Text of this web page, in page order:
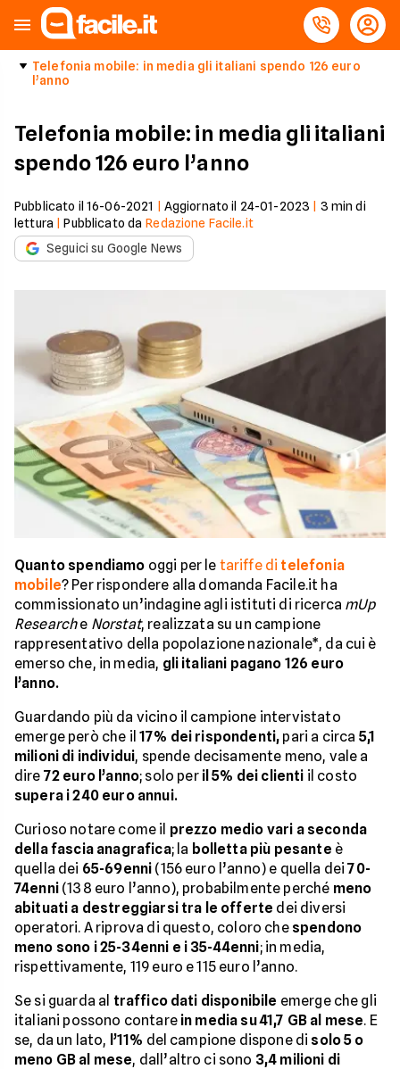
Telefonia mobile: in media gli italiani spendo 126 euro
l’anno
Telefonia mobile: in media gli italiani
spendo 126 euro l’anno
Pubblicato il 16-06-2021 Aggiornato il 24-01-2023 3 min di
lettura |Pubblicato da Redazione Facile.it
Seguici su Google News
Quanto spendiamo oggi per le tariffe di telefonia
mobile? Per rispondere alla domanda Facile.it ha
commissionato un’indagine agli istituti di ricerca mUp
Researche Norstat, realizzata su un campione
rappresentativo della popolazione nazionale*, da cui è
emerso che, in media, gli italiani pagano 126 euro
l’anno.
Guardando più da vicino il campione intervistato
emerge però che il17% dei rispondenti, pari a circa 5,1
milioni di individui, spende decisamente meno, vale a
dire 72 euro l’anno; solo per il 5% dei clienti il costo
supera i 240 euro annui.
Curioso notare come il prezzo medio vari a seconda
della fascia anagrafica; la bolletta più pesante è
quella dei 65-69enni (156 euro l’anno) e quella dei70-
74enni(138 euro l’anno), probabilmente perché meno
abituati a destreggiarsi tra le offerte dei diversi
operatori. A riprova di questo, coloro che spendono
meno sono i 25-34enni e i 35-44enni; in media,
rispettivamente, 119 euro e 115 euro l’anno.
Se si guarda al traffico dati disponibile emerge che gli
italiani possono contare in media su 41,7 GB al mese. E
se, da un lato, l’11% del campione dispone di solo 5 o
meno GB al mese, dall’altro ci sono 3,4 milioni di